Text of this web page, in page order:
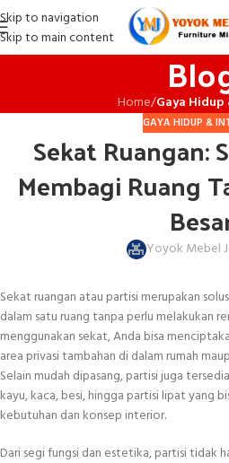
Skip to navigation
Skip to main content
Home/Gaya
GAYA HIDUP &
Sekat Ruangan:
Membagi Ruang
Yoyok Mebel
Sekat ruangan atau partisi merupakan
dalam satu ruang tanpa perlu melakukan
menggunakan sekat, Anda bisa
area privasi tambahan di dalam rumah
Selain mudah dipasang, partisi juga
kayu, kaca, besi, hingga partisi lipat yang
kebutuhan dan konsep interior.
Dari segi fungsi dan estetika, partisi tidak